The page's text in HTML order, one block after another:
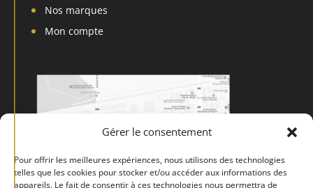
Gérer le consentement
Pour offrir les meilleures expériences, nous utilisons des technologies
telles que les cookies pour stocker et/ou accéder aux informations des
appareils. Le fait de consentir à ces technologies nous permettra de
Nos marques
Mon compte